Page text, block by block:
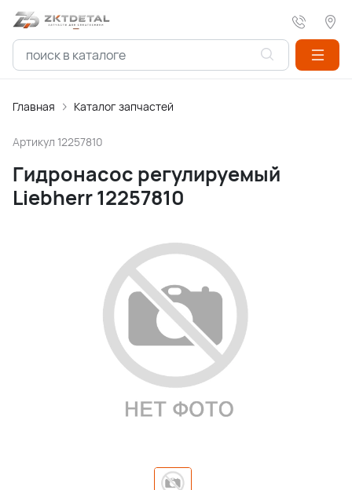
Главная Каталог запчастей
Артикул 12257810
Гидронасос регулируемый
Liebherr 12257810